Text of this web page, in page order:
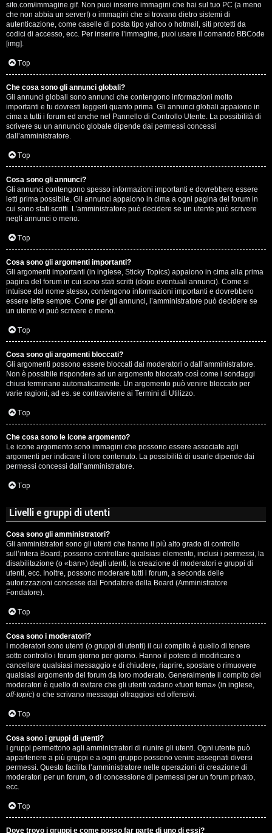
sito.com/immagine.gif. Non puoi inserire immagini che hai sul tuo PC (a meno
che non abbia un server!) o immagini che si trovano dietro sistemi di
autenticazione, come caselle di posta tipo yahoo o hotmail, siti protetti da
codici di accesso, ecc. Per inserire l’immagine, puoi usare il comando BBCode
[img].
Top
Che cosa sono gli annunci globali?
Gli annunci globali sono annunci che contengono informazioni molto
importanti e tu dovresti leggerli quanto prima. Gli annunci globali appaiono in
cima a tutti i forum ed anche nel Pannello di Controllo Utente. La possibilità di
scrivere su un annuncio globale dipende dai permessi concessi
dall’amministratore.
Top
Cosa sono gli annunci?
Gli annunci contengono spesso informazioni importanti e dovrebbero essere
letti prima possibile. Gli annunci appaiono in cima a ogni pagina del forum in
cui sono stati scritti. L’amministratore può decidere se un utente può scrivere
negli annunci o meno.
Top
Cosa sono gli argomenti importanti?
Gli argomenti importanti (in inglese, Sticky Topics) appaiono in cima alla prima
pagina del forum in cui sono stati scritti (dopo eventuali annunci). Come si
intuisce dal nome stesso, contengono informazioni importanti e dovrebbero
essere lette sempre. Come per gli annunci, l’amministratore può decidere se
un utente vi può scrivere o meno.
Top
Cosa sono gli argomenti bloccati?
Gli argomenti possono essere bloccati dai moderatori o dall’amministratore.
Non è possibile rispondere ad un argomento bloccato così come i sondaggi
chiusi terminano automaticamente. Un argomento può venire bloccato per
varie ragioni, ad es. se contravviene ai Termini di Utilizzo.
Top
Che cosa sono le icone argomento?
Le icone argomento sono immagini che possono essere associate agli
argomenti per indicare il loro contenuto. La possibilità di usarle dipende dai
permessi concessi dall’amministratore.
Top
Livelli e gruppi di utenti
Cosa sono gli amministratori?
Gli amministratori sono gli utenti che hanno il più alto grado di controllo
sull’intera Board; possono controllare qualsiasi elemento, inclusi i permessi, la
disabilitazione (o «ban») degli utenti, la creazione di moderatori e gruppi di
utenti, ecc. Inoltre, possono moderare tutti i forum, a seconda delle
autorizzazioni concesse dal Fondatore della Board (Amministratore
Fondatore).
Top
Cosa sono i moderatori?
I moderatori sono utenti (o gruppi di utenti) il cui compito è quello di tenere
sotto controllo i forum giorno per giorno. Hanno il potere di modificare o
cancellare qualsiasi messaggio e di chiudere, riaprire, spostare o rimuovere
qualsiasi argomento del forum da loro moderato. Generalmente il compito dei
moderatori è quello di evitare che gli utenti vadano «fuori tema» (in inglese,
off-topic) o che scrivano messaggi oltraggiosi ed offensivi.
Top
Cosa sono i gruppi di utenti?
I gruppi permettono agli amministratori di riunire gli utenti. Ogni utente può
appartenere a più gruppi e a ogni gruppo possono venire assegnati diversi
permessi. Questo facilita l’amministratore nelle operazioni di creazione di
moderatori per un forum, o di concessione di permessi per un forum privato,
ecc.
Top
Dove trovo i gruppi e come posso far parte di uno di essi?
C
o
s
a
c
i
p
i
a
c
e
e
c
o
s
a
n
o
n
c
i
p
i
a
c
e
P
e
r
c
o
r
s
i
M
u
s
i
c
a